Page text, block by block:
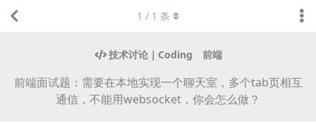
技术讨论｜Coding 前端
前端面试题：需要在本地实现一个聊天室，多个tab页相互
通信，不能用websocket，你会怎么做？
1 / 1 条